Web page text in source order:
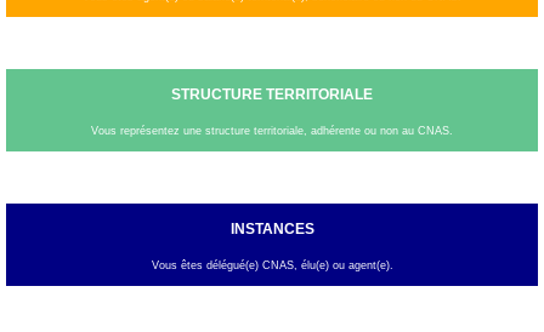
STRUCTURE TERRITORIALE
Vous représentez une structure territoriale, adhérente ou non au CNAS.
INSTANCES
Vous êtes délégué(e) CNAS, élu(e) ou agent(e).